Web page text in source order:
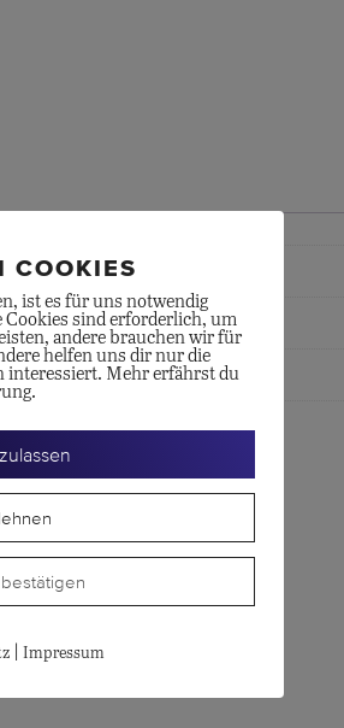
COOKIES
ist es für uns notwendig
Cookies sind erforderlich, um
andere brauchen wir für
helfen uns dir nur die
interessiert. Mehr erfährst du
Impressum